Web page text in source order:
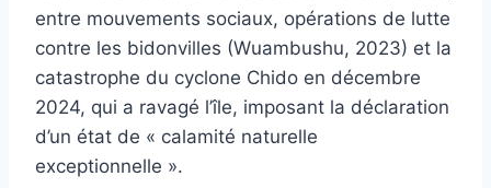
entre mouvements sociaux, opérations de lutte
contre les bidonvilles (Wuambushu, 2023) et la
catastrophe du cyclone Chido en décembre
2024, qui a ravagé l’île, imposant la déclaration
d’un état de « calamité naturelle
exceptionnelle ».